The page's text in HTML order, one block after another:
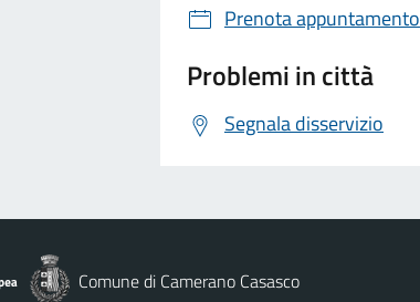
Prenota appuntamento
Problemi in città
Segnala disservizio
Comune di Camerano Casasco